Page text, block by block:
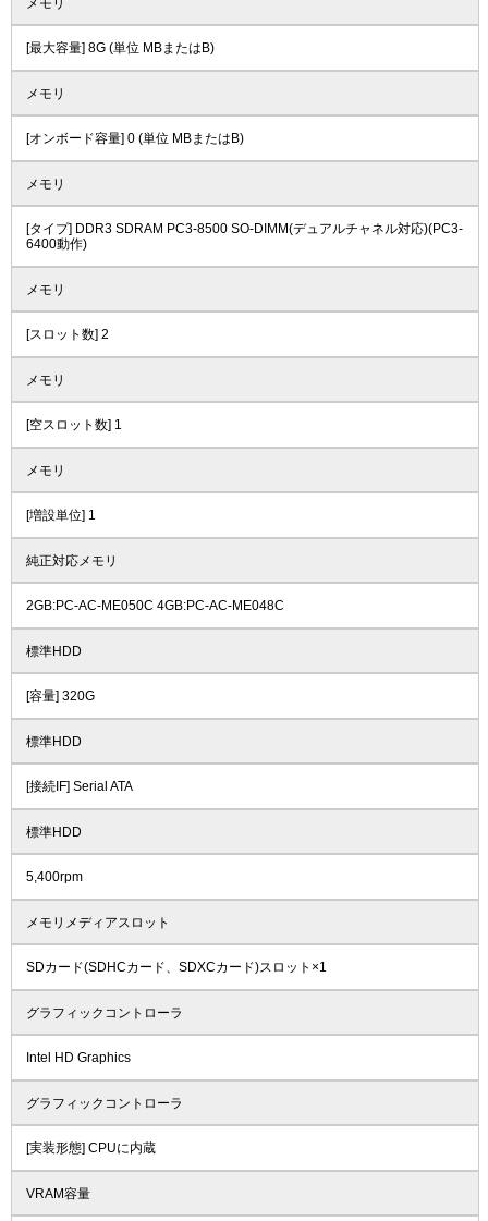
[最大容量] 8G (単位 MBまたはB)
メモリ
[オンボード容量] 0 (単位 MBまたはB)
メモリ
[タイプ] DDR3 SDRAM PC3-8500 SO-DIMM(デュアルチャネル対応)(PC3-
6400動作)
メモリ
[スロット数] 2
メモリ
[空スロット数] 1
メモリ
[増設単位] 1
純正対応メモリ
2GB:PC-AC-ME050C 4GB:PC-AC-ME048C
標準HDD
[容量] 320G
標準HDD
[接続IF] Serial ATA
標準HDD
5,400rpm
メモリメディアスロット
SDカード(SDHCカード、SDXCカード)スロット×1
グラフィックコントローラ
Intel HD Graphics
グラフィックコントローラ
[実装形態] CPUに内蔵
VRAM容量